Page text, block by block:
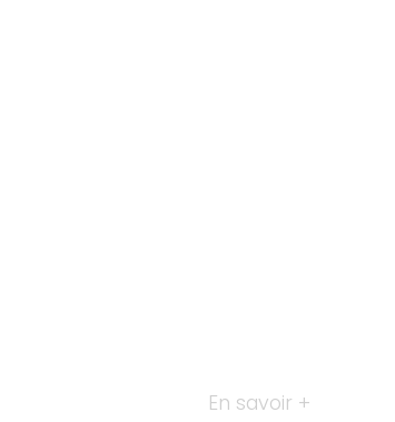
En savoir +